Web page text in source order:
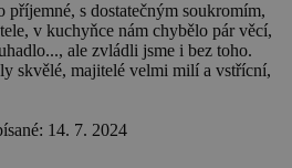
s dostatečným soukromím,
v kuchyňce nám chybělo pár věcí,
ale zvládli jsme i bez toho.
skvělé, majitelé velmi milí a vstřícní,
14. 7. 2024